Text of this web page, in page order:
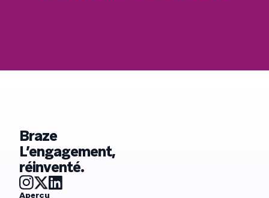
Braze
L’engagement,
réinventé.
Aperçu